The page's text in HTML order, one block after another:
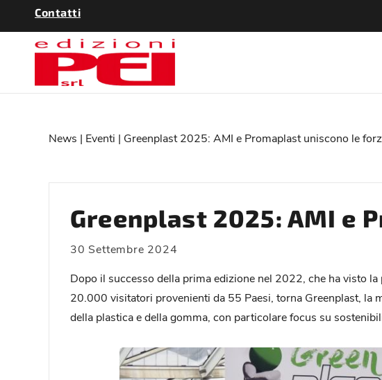
Contatti
News | Eventi | Greenplast 2025: AMI e Promaplast uniscono le
Greenplast 2025: AMI e
30 Settembre 2024
Dopo il successo della prima edizione nel 2022, che ha visto
20.000 visitatori provenienti da 55 Paesi, torna Greenplast, la
della plastica e della gomma, con particolare focus su